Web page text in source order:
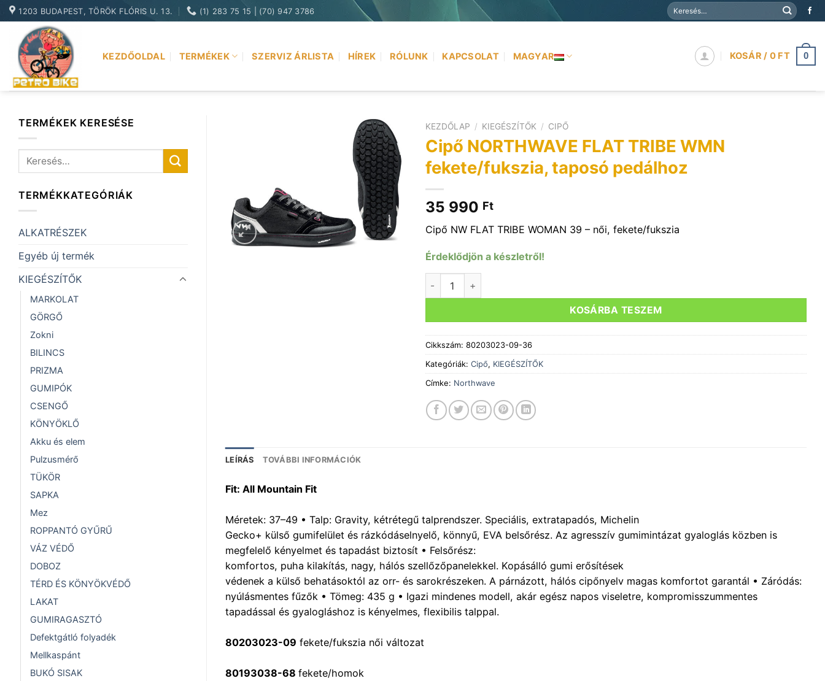
Skip
to
content
1203 BUDAPEST, TÖRÖK FLÓRIS U. 13. (1) 283 75 15 | (70) 947 3786
Keresés
a
KEZDŐOLDAL TERMÉKEK SZERVIZ ÁRLISTA HÍREK RÓLUNK KAPCSOLAT MAGYAR KOSÁR / 0 FT 0
TERMÉKEK KERESÉSE
Keresés
TERMÉKKATEGÓRIÁK
ALKATRÉSZEK
Egyéb új termék
KIEGÉSZÍTŐK
MARKOLAT
GÖRGŐ
Zokni
BILINCS
PRIZMA
GUMIPÓK
CSENGŐ
KÖNYÖKLŐ
Akku és elem
Pulzusmérő
TÜKÖR
SAPKA
Mez
ROPPANTÓ GYŰRŰ
VÁZ VÉDŐ
DOBOZ
TÉRD ÉS KÖNYÖKVÉDŐ
LAKAT
GUMIRAGASZTÓ
Defektgátló folyadék
Mellkaspánt
BUKÓ SISAK
KEZDŐLAP / KIEGÉSZÍTŐK / CIPŐ
Cipő NORTHWAVE FLAT TRIBE WMN
fekete/fukszia, taposó pedálhoz
35 990 Ft
Cipő NW FLAT TRIBE WOMAN 39 – női, fekete/fukszia
Érdeklődjön a készletről!
KOSÁRBA TESZEM
Cikkszám: 80203023-09-36
Kategóriák: Cipő, KIEGÉSZÍTŐK
Címke: Northwave
LEÍRÁS TOVÁBBI INFORMÁCIÓK
Fit: All Mountain Fit
Méretek: 37–49 • Talp: Gravity, kétrétegű talprendszer. Speciális, extratapadós, Michelin
Gecko+ külső gumifelület és rázkódáselnyelő, könnyű, EVA belsőrész. Az agresszív gumimintázat gyaloglás közben is
megfelelő kényelmet és tapadást biztosít • Felsőrész:
komfortos, puha kilakítás, nagy, hálós szellőzőpanelekkel. Kopásálló gumi erősítések
védenek a külső behatásoktól az orr- és sarokrészeken. A párnázott, hálós cipőnyelv magas komfortot garantál • Záródás:
nyúlásmentes fűzők • Tömeg: 435 g • Igazi mindenes modell, akár egész napos viseletre, kompromisszummentes
tapadással és gyalogláshoz is kényelmes, flexibilis talppal.
80203023-09 fekete/fukszia női változat
80193038-68 fekete/homok